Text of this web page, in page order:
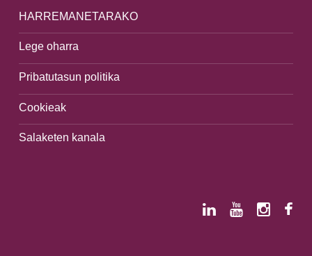
HARREMANETARAKO
Lege oharra
Pribatutasun politika
Cookieak
Salaketen kanala